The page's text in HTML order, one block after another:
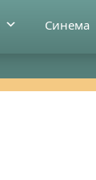
Синема